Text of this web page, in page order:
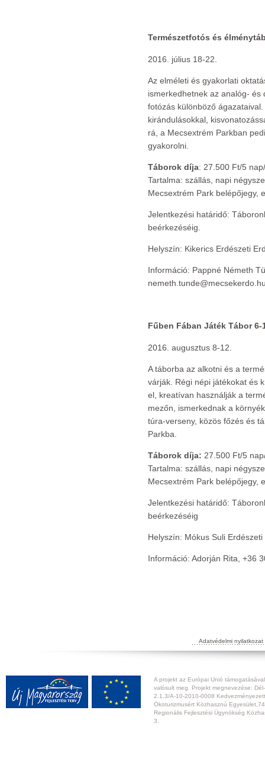
Természetfotós és
2016. július 18-22.
Az elméleti és gyakorlati
ismerkedhetnek az analóg- és
fotózás különböző
kirándulásokkal,
rá, a Mecsextrém Parkban
gyakorolni.
Táborok díja: 27.500 Ft/5
Tartalma: szállás, napi
Mecsextrém Park belépőjegy,
Jelentkezési határidő:
beérkezéséig.
Helyszín: Kikerics Erdészeti
Információ: Pappné Németh
Fűben Fában Játék Tábor 6-
2016. augusztus 8-12.
A táborba az alkotni és a
várják. Régi népi játékokat és
el, kreatívan használják a
mezőn, ismerkednak a
túra-verseny, közös főzés és
Parkba.
Táborok díja: 27.500 Ft/5
Tartalma: szállás, napi
Mecsextrém Park belépőjegy,
Jelentkezési határidő:
beérkezéséig
Helyszín: Mókus Suli
Információ: Adorján Rita, +36
Adatvédelmi nyilatkozat
A projekt az Európai Unió
valósult meg. Projekt megnevezése:
2.1.3/A-10-2010-0008
Ökoturizmusért Közhasznú
Regionális Fejlesztési Ügynökség
3.